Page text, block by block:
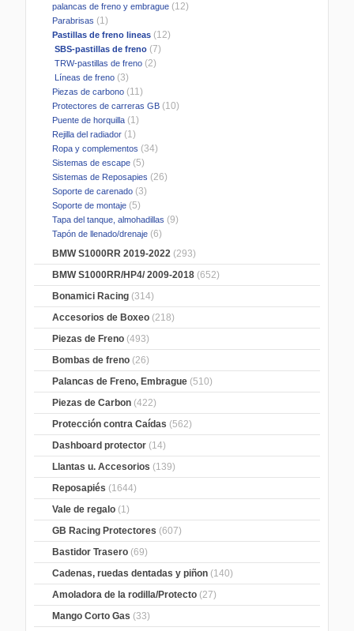
palancas de freno y embrague (12)
Parabrisas (1)
Pastillas de freno lineas (12)
SBS-pastillas de freno (7)
TRW-pastillas de freno (2)
Líneas de freno (3)
Piezas de carbono (11)
Protectores de carreras GB (10)
Puente de horquilla (1)
Rejilla del radiador (1)
Ropa y complementos (34)
Sistemas de escape (5)
Sistemas de Reposapies (26)
Soporte de carenado (3)
Soporte de montaje (5)
Tapa del tanque, almohadillas (9)
Tapón de llenado/drenaje (6)
BMW S1000RR 2019-2022 (293)
BMW S1000RR/HP4/ 2009-2018 (652)
Bonamici Racing (314)
Accesorios de Boxeo (218)
Piezas de Freno (493)
Bombas de freno (26)
Palancas de Freno, Embrague (510)
Piezas de Carbon (422)
Protección contra Caídas (562)
Dashboard protector (14)
Llantas u. Accesorios (139)
Reposapiés (1644)
Vale de regalo (1)
GB Racing Protectores (607)
Bastidor Trasero (69)
Cadenas, ruedas dentadas y piñon (140)
Amoladora de la rodilla/Protecto (27)
Mango Corto Gas (33)